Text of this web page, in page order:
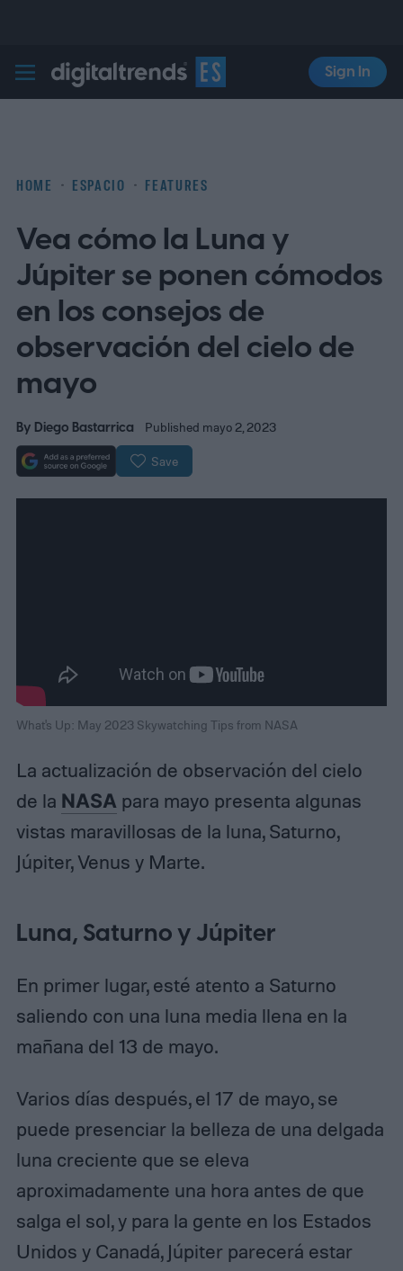
Digital Trends Español
Sign In
HOME ESPACIO FEATURES
Vea cómo la Luna y
Júpiter se ponen cómodos
en los consejos de
observación del cielo de
mayo
By Diego Bastarrica Published mayo 2, 2023
Save
What's Up: May 2023 Skywatching Tips from NASA
La actualización de observación del cielo
de la NASApara mayo presenta algunas
vistas maravillosas de la luna, Saturno,
Júpiter, Venus y Marte.
Luna, Saturno y Júpiter
En primer lugar, esté atento a Saturno
saliendo con una luna media llena en la
mañana del 13 de mayo.
Varios días después, el 17 de mayo, se
puede presenciar la belleza de una delgada
luna creciente que se eleva
aproximadamente una hora antes de que
salga el sol, y para la gente en los Estados
Unidos y Canadá, Júpiter parecerá estar